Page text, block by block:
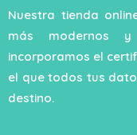
Nuestra tienda
más modernos
incorporamos el
el que todos tus
destino.